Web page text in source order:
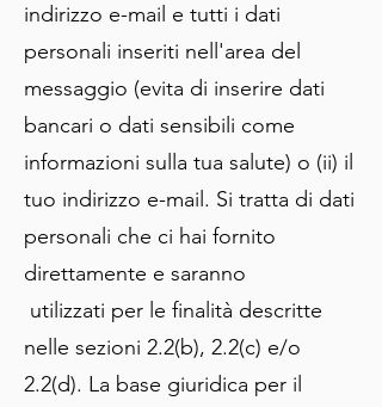
indirizzo e-mail e tutti i dati
personali inseriti nell'area del
messaggio (evita di inserire dati
bancari o dati sensibili come
informazioni sulla tua salute) o (ii) il
tuo indirizzo e-mail. Si tratta di dati
personali che ci hai fornito
direttamente e saranno
utilizzati per le finalità descritte
nelle sezioni 2.2(b), 2.2(c) e/o
2.2(d). La base giuridica per il